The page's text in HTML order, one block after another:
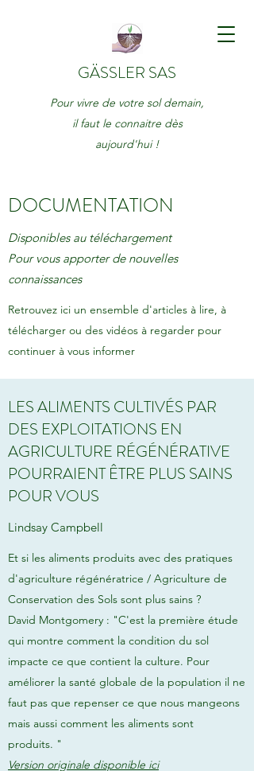
GÄSSLER SAS
Pour vivre de votre sol demain,
il faut le connaitre dès
aujourd'hui !
DOCUMENTATION
Disponibles au téléchargement
Pour vous apporter de nouvelles
connaissances
Retrouvez ici un ensemble d'articles à lire, à
télécharger ou des vidéos à regarder pour
continuer à vous informer
LES ALIMENTS CULTIVÉS PAR
DES EXPLOITATIONS EN
AGRICULTURE RÉGÉNÉRATIVE
POURRAIENT ÊTRE PLUS SAINS
POUR VOUS
Lindsay Campbell
Et si les aliments produits avec des pratiques
d'agriculture régénératrice / Agriculture de
Conservation des Sols sont plus sains ?
David Montgomery : "C'est la première étude
qui montre comment la condition du sol
impacte ce que contient la culture. Pour
améliorer la santé globale de la population il ne
faut pas que repenser ce que nous mangeons
mais aussi comment les aliments sont
produits. "
Version originale disponible ici